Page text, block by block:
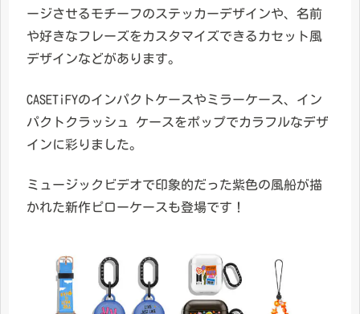
ージさせるモチーフのステッカーデザインや、名前
や好きなフレーズをカスタマイズできるカセット風
デザインなどがあります。
CASETiFYのインパクトケースやミラーケース、イン
パクトクラッシュ ケースをポップでカラフルなデザ
インに彩りました。
ミュージックビデオで印象的だった紫色の風船が描
かれた新作ピローケースも登場です！